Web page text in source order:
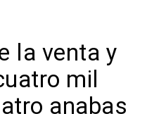
la venta y
mil
anabas